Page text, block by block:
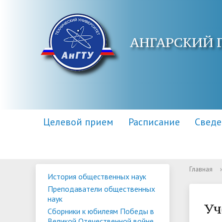
АНГАРСКИЙ
Целевой прием Расписание
Основные сведения
Контакты
Научная библиотека
Центр
Приемная комиссия
Для поступающих инвалидов
История общественных наук
Преподаватели общественных
наук
Сборники к юбилеям Победы в
Главная ›